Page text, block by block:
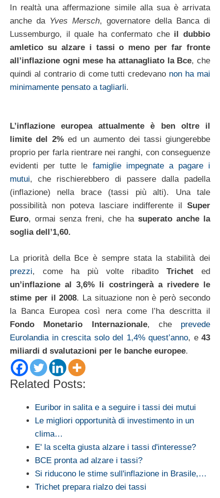
In realtà una affermazione simile alla sua è arrivata
anche da Yves Mersch, governatore della Banca di
Lussemburgo, il quale ha confermato che il dubbio
amletico su alzare i tassi o meno per far fronte
all’inflazione ogni mese ha attanagliato la Bce, che
quindi al contrario di come tutti credevano non ha mai
minimamente pensato a tagliarli.
L’inflazione europea attualmente è ben oltre il
limite del 2%ed un aumento dei tassi giungerebbe
proprio per farla rientrare nei ranghi, con conseguenze
evidenti per tutte le famiglie impegnate a pagare i
mutui, che rischierebbero di passere dalla padella
(inflazione) nella brace (tassi più alti). Una tale
possibilità non poteva lasciare indifferente il Super
Euro, ormai senza freni, che ha superato anche la
soglia dell’1,60.
La priorità della Bce è sempre stata la stabilità dei
prezzi, come ha più volte ribadito Trichet ed
un’inflazione al 3,6% li costringerà a rivedere le
stime per il 2008. La situazione non è però secondo
la Banca Europea così nera come l’ha descritta il
Fondo Monetario Internazionale, che prevede
Eurolandia in crescita solo del 1,4% quest’anno, e 43
miliardi d svalutazioni per le banche europee.
Related Posts:
Euribor in salita e a seguire i tassi dei mutui
Le migliori opportunità di investimento in un
clima…
E' la scelta giusta alzare i tassi d'interesse?
BCE pronta ad alzare i tassi?
Si riducono le stime sull'inflazione in Brasile,…
Trichet prepara rialzo dei tassi